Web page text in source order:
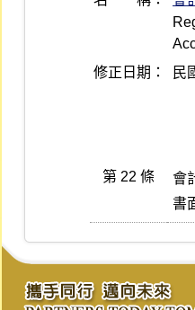
修正日期：
民
第 22 條
會
書